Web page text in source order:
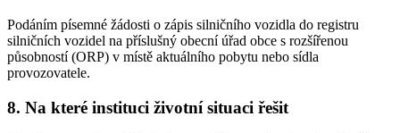
Podáním písemné žádosti o zápis silničního vozidla do registru
silničních vozidel na příslušný obecní úřad obce s rozšířenou
působností (ORP) v místě aktuálního pobytu nebo sídla
provozovatele.
8. Na které instituci životní situaci řešit